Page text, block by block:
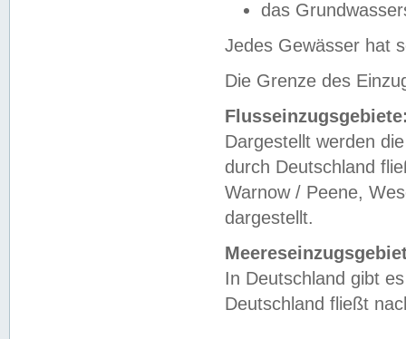
das
Jedes Gewässer hat
Die Grenze des
Dargestellt werden
durch Deutschland
Warnow / Peene,
dargestellt.
In Deutschland gibt
Deutschland fließt